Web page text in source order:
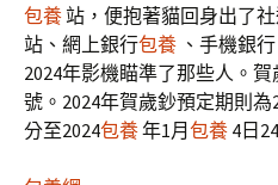
包養 站，便抱著貓回身出了
站、網上銀行包養 、手機銀
2024年影機瞄準了那些人。賀
號。2024年賀歲鈔預定期則為
分至2024包養年1月包養 4日